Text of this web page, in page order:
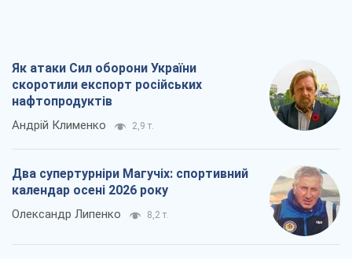
Як атаки Сил оборони України
скоротили експорт російських
нафтопродуктів
Андрій Клименко 2,9 т.
Два супертурніри Магучіх: спортивний
календар осені 2026 року
Олександр Липенко 8,2 т.